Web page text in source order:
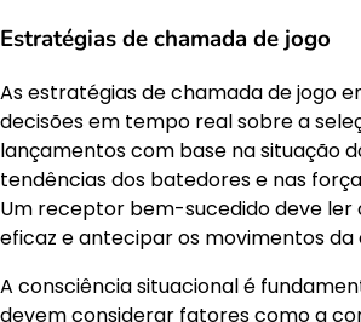
Estratégias de chamada de jogo
As estratégias de chamada de jogo
decisões em tempo real sobre a
lançamentos com base na situação
tendências dos batedores e nas
Um receptor bem-sucedido deve ler
eficaz e antecipar os movimentos da
A consciência situacional é
devem considerar fatores como a